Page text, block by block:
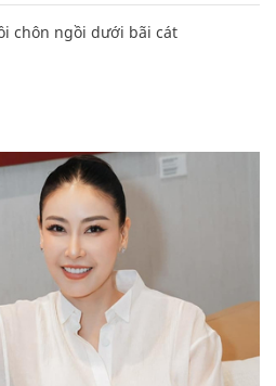
chôn ngồi dưới bãi cát